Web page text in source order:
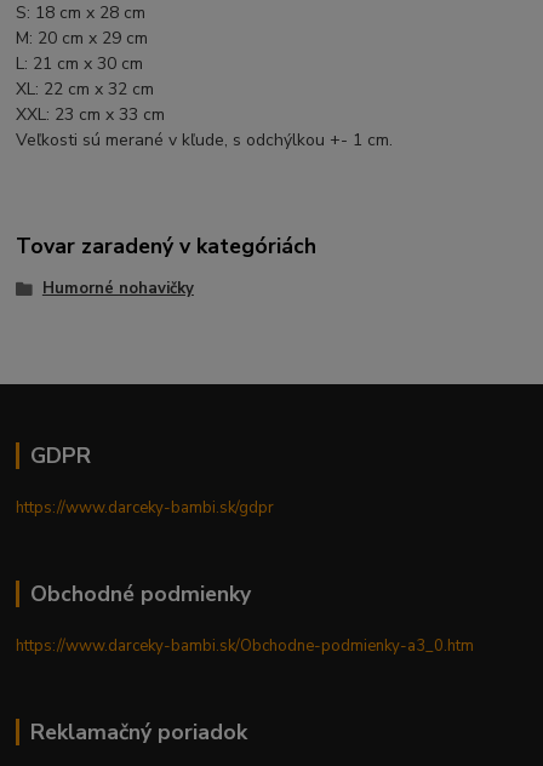
S: 18 cm x 28 cm
M: 20 cm x 29 cm
L: 21 cm x 30 cm
XL: 22 cm x 32 cm
XXL: 23 cm x 33 cm
Veľkosti sú merané v kľude, s odchýlkou +- 1 cm.
Tovar zaradený v kategóriách
Humorné nohavičky
GDPR
https://www.darceky-bambi.sk/gdpr
Obchodné podmienky
https://www.darceky-bambi.sk/Obchodne-podmienky-a3_0.htm
Reklamačný poriadok